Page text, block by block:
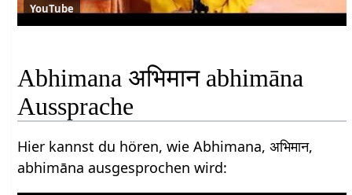
YouTube
Abhimana अभिमान abhimāna
Aussprache
Hier kannst du hören, wie Abhimana, अभिमान,
abhimāna ausgesprochen wird: